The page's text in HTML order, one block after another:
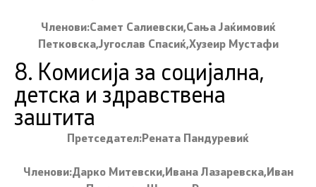
Членови:Самет Салиевски,Сања Јаќимовиќ
Петковска,Југослав Спасиќ,Хузеир Мустафи
8. Комисија за социјална,
детска и здравствена
заштита
Претседател:Рената Пандуревиќ
Членови:Дарко Митевски,Ивана Лазаревска,Иван